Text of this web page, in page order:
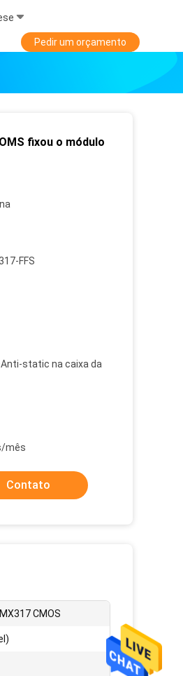
Pedir um orçamento
fixou o módulo
FFS
static na caixa da
mês
Contato
CMOS